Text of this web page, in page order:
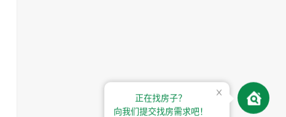
正在找房子？
向我们提交找房需求吧！